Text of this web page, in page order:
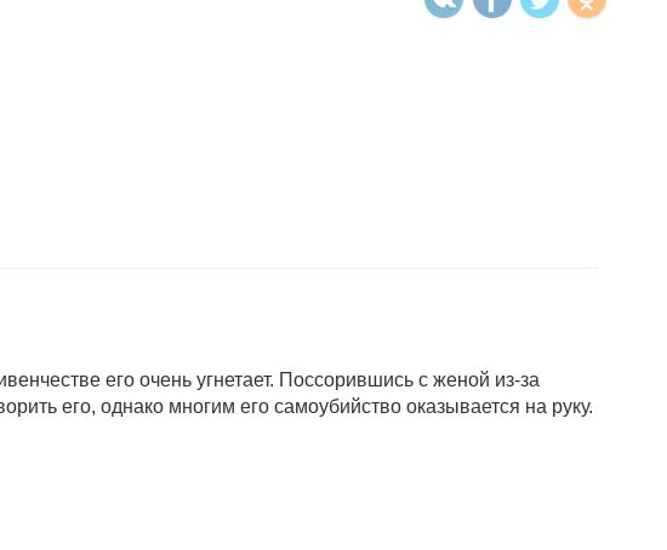
его очень угнетает. Поссорившись с женой из-за
его, однако многим его самоубийство оказывается на руку.